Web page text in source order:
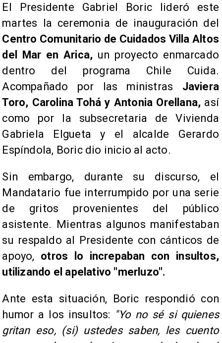
El Presidente Gabriel Boric lideró este
martes la ceremonia de inauguración del
Centro Comunitario de Cuidados Villa Altos
del Mar en Arica, un proyecto enmarcado
dentro del programa Chile Cuida.
Acompañado por las ministras Javiera
Toro, Carolina Tohá y Antonia Orellana, así
como por la subsecretaria de Vivienda
Gabriela Elgueta y el alcalde Gerardo
Espíndola, Boric dio inicio al acto.
Sin embargo, durante su discurso, el
Mandatario fue interrumpido por una serie
de gritos provenientes del público
asistente. Mientras algunos manifestaban
su respaldo al Presidente con cánticos de
apoyo, otros lo increpaban con insultos,
utilizando el apelativo "merluzo".
Ante esta situación, Boric respondió con
humor a los insultos: "Yo no sé si quienes
gritan eso, (si) ustedes saben, les cuento